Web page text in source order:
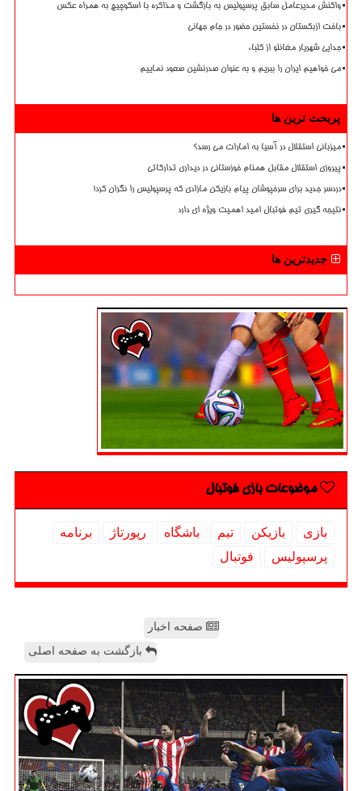
واکنش مدیرعامل سابق پرسپولیس به بازگشت و مذاکره با اسکوچیچ به همراه عکس
باخت ازبکستان در نخستین حضور در جام جهانی
جدایی شهریار مغانلو از کلباء
می خواهیم ایران را ببریم و به عنوان صدرنشین صعود نماییم
پربحث ترین ها
میزبانی استقلال در آسیا به امارات می رسد؟
پیروزی استقلال مقابل همنام خوزستانی در دیداری تدارکاتی
دردسر جدید برای سرخپوشان پیام بازیکن مازادی که پرسپولیس را نگران کرد!
نتیجه گیری تیم فوتبال امید اهمیت ویژه ای دارد
جدیدترین ها
موضوعات بازی فوتبال
بازی بازیكن تیم باشگاه رپورتاژ
برنامه
پرسپولیس
فوتبال
صفحه اخبار
بازگشت به صفحه اصلی